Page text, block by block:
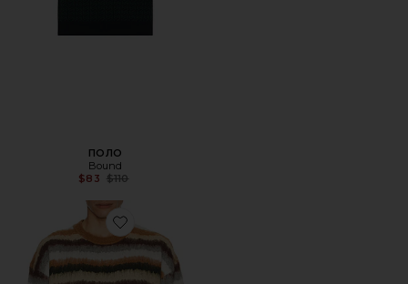
ПОЛО
Bound
$83 Previous price:
$110
Favorite СВИТЕР